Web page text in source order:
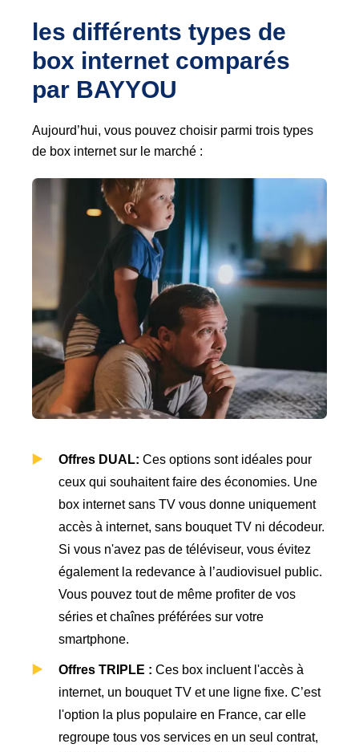
les différents types de
box internet comparés
par BAYYOU
Aujourd’hui, vous pouvez choisir parmi trois types
de box internet sur le marché :
Offres DUAL: Ces options sont idéales pour
ceux qui souhaitent faire des économies. Une
box internet sans TV vous donne uniquement
accès à internet, sans bouquet TV ni décodeur.
Si vous n'avez pas de téléviseur, vous évitez
également la redevance à l’audiovisuel public.
Vous pouvez tout de même profiter de vos
séries et chaînes préférées sur votre
smartphone.
Offres TRIPLE : Ces box incluent l'accès à
internet, un bouquet TV et une ligne fixe. C’est
l'option la plus populaire en France, car elle
regroupe tous vos services en un seul contrat,